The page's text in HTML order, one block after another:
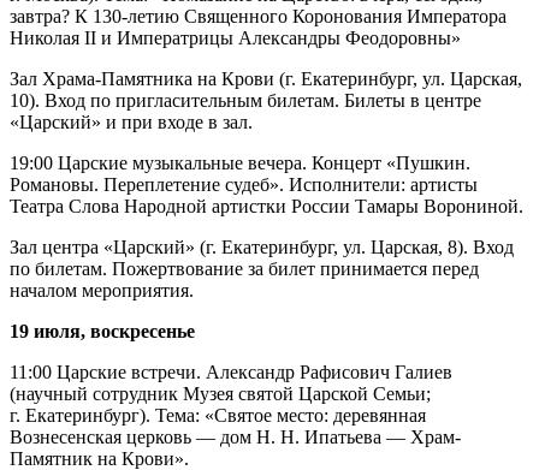
завтра? К 130-летию Священного Коронования Императора
Николая II и Императрицы Александры Феодоровны»
Зал Храма-Памятника на Крови (г. Екатеринбург, ул. Царская,
10). Вход по пригласительным билетам. Билеты в центре
«Царский» и при входе в зал.
19:00 Царские музыкальные вечера. Концерт «Пушкин.
Романовы. Переплетение судеб». Исполнители: артисты
Театра Слова Народной артистки России Тамары Ворониной.
Зал центра «Царский» (г. Екатеринбург, ул. Царская, 8). Вход
по билетам. Пожертвование за билет принимается перед
началом мероприятия.
19 июля, воскресенье
11:00 Царские встречи. Александр Рафисович Галиев
(научный сотрудник Музея святой Царской Семьи;
г. Екатеринбург). Тема: «Святое место: деревянная
Вознесенская церковь — дом Н. Н. Ипатьева — Храм-
Памятник на Крови».